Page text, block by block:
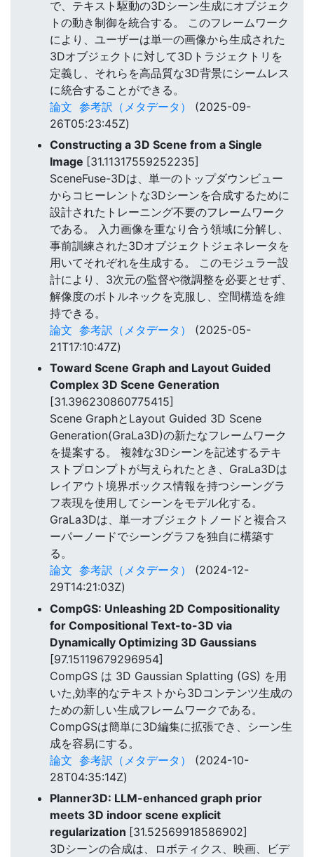
で、テキスト駆動の3Dシーン生成にオブジェク
トの動き制御を統合する。 このフレームワーク
により、ユーザーは単一の画像から生成された
3Dオブジェクトに対して3Dトラジェクトリを
定義し、それらを高品質な3D背景にシームレス
に統合することができる。
論文 参考訳（メタデータ）
(2025-09-
26T05:23:45Z)
Constructing a 3D Scene from a Single
Image [31.11317559252235]
SceneFuse-3Dは、単一のトップダウンビュー
からコヒーレントな3Dシーンを合成するために
設計されたトレーニング不要のフレームワーク
である。 入力画像を重なり合う領域に分解し、
事前訓練された3Dオブジェクトジェネレータを
用いてそれぞれを生成する。 このモジュラー設
計により、3次元の監督や微調整を必要とせず、
解像度のボトルネックを克服し、空間構造を維
持できる。
論文 参考訳（メタデータ）
(2025-05-
21T17:10:47Z)
Toward Scene Graph and Layout Guided
Complex 3D Scene Generation
[31.396230860775415]
Scene GraphとLayout Guided 3D Scene
Generation(GraLa3D)の新たなフレームワーク
を提案する。 複雑な3Dシーンを記述するテキ
ストプロンプトが与えられたとき、GraLa3Dは
レイアウト境界ボックス情報を持つシーングラ
フ表現を使用してシーンをモデル化する。
GraLa3Dは、単一オブジェクトノードと複合ス
ーパーノードでシーングラフを独自に構築す
る。
論文 参考訳（メタデータ）
(2024-12-
29T14:21:03Z)
CompGS: Unleashing 2D Compositionality
for Compositional Text-to-3D via
Dynamically Optimizing 3D Gaussians
[97.15119679296954]
CompGS は 3D Gaussian Splatting (GS) を用
いた,効率的なテキストから3Dコンテンツ生成の
ための新しい生成フレームワークである。
CompGSは簡単に3D編集に拡張でき、シーン生
成を容易にする。
論文 参考訳（メタデータ）
(2024-10-
28T04:35:14Z)
Planner3D: LLM-enhanced graph prior
meets 3D indoor scene explicit
regularization [31.52569918586902]
3Dシーンの合成は、ロボティクス、映画、ビデ